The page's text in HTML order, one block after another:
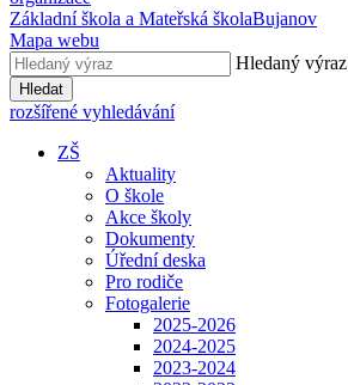
Základní škola a Mateřská školaBujanov
Mapa webu
Hledaný výraz
Hledat
rozšířené vyhledávání
ZŠ
Aktuality
O škole
Akce školy
Dokumenty
Úřední deska
Pro rodiče
Fotogalerie
2025-2026
2024-2025
2023-2024